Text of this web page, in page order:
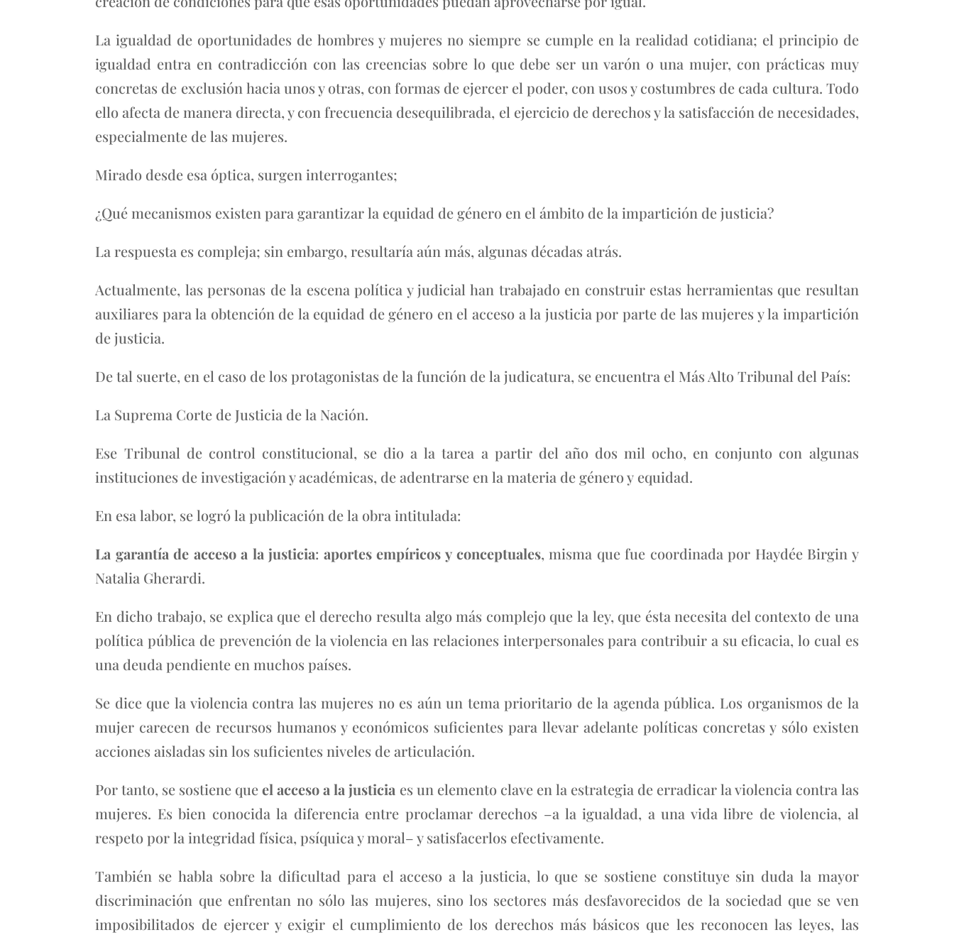
La igualdad de oportunidades de hombres y mujeres no siempre se cumple en la realidad cotidiana; el principio de
igualdad entra en contradicción con las creencias sobre lo que debe ser un varón o una mujer, con prácticas muy
concretas de exclusión hacia unos y otras, con formas de ejercer el poder, con usos y costumbres de cada cultura. Todo
ello afecta de manera directa, y con frecuencia desequilibrada, el ejercicio de derechos y la satisfacción de necesidades,
especialmente de las mujeres.
Mirado desde esa óptica, surgen interrogantes;
¿Qué mecanismos existen para garantizar la equidad de género en el ámbito de la impartición de justicia?
La respuesta es compleja; sin embargo, resultaría aún más, algunas décadas atrás.
Actualmente, las personas de la escena política y judicial han trabajado en construir estas herramientas que resultan
auxiliares para la obtención de la equidad de género en el acceso a la justicia por parte de las mujeres y la impartición
de justicia.
De tal suerte, en el caso de los protagonistas de la función de la judicatura, se encuentra el Más Alto Tribunal del País:
La Suprema Corte de Justicia de la Nación.
Ese Tribunal de control constitucional, se dio a la tarea a partir del año dos mil ocho, en conjunto con algunas
instituciones de investigación y académicas, de adentrarse en la materia de género y equidad.
En esa labor, se logró la publicación de la obra intitulada:
La garantía de acceso a la justicia: aportes empíricos y conceptuales, misma que fue coordinada por Haydée Birgin y
Natalia Gherardi.
En dicho trabajo, se explica que el derecho resulta algo más complejo que la ley, que ésta necesita del contexto de una
política pública de prevención de la violencia en las relaciones interpersonales para contribuir a su eficacia, lo cual es
una deuda pendiente en muchos países.
Se dice que la violencia contra las mujeres no es aún un tema prioritario de la agenda pública. Los organismos de la
mujer carecen de recursos humanos y económicos suficientes para llevar adelante políticas concretas y sólo existen
acciones aisladas sin los suficientes niveles de articulación.
Por tanto, se sostiene queel acceso a la justicia es un elemento clave en la estrategia de erradicar la violencia contra las
mujeres. Es bien conocida la diferencia entre proclamar derechos –a la igualdad, a una vida libre de violencia, al
respeto por la integridad física, psíquica y moral– y satisfacerlos efectivamente.
También se habla sobre la dificultad para el acceso a la justicia, lo que se sostiene constituye sin duda la mayor
discriminación que enfrentan no sólo las mujeres, sino los sectores más desfavorecidos de la sociedad que se ven
imposibilitados de ejercer y exigir el cumplimiento de los derechos más básicos que les reconocen las leyes, las